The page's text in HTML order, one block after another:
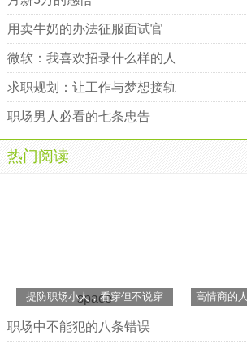
用卖牛奶的办法征服面试官
微软：我喜欢招录什么样的人
求职规划：让工作与梦想接轨
职场男人必看的七条忠告
热门阅读
space
提防职场小人，看穿但不说穿 高情商的
职场中不能犯的八条错误